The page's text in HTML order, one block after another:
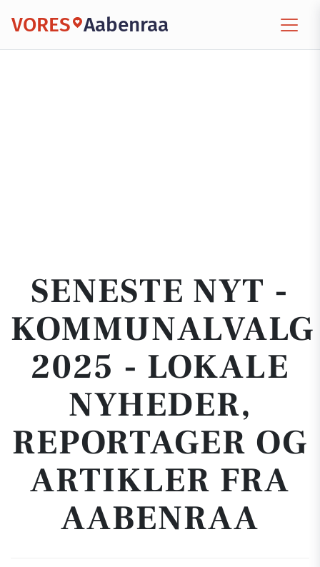
VORES Aabenraa
SENESTE NYT -
KOMMUNALVALG
2025 - LOKALE
NYHEDER,
REPORTAGER OG
ARTIKLER FRA
AABENRAA